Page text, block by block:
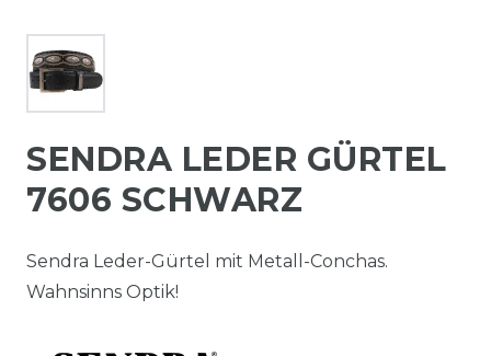
SENDRA LEDER GÜRTEL
7606 SCHWARZ
Sendra Leder-Gürtel mit Metall-Conchas.
Wahnsinns Optik!